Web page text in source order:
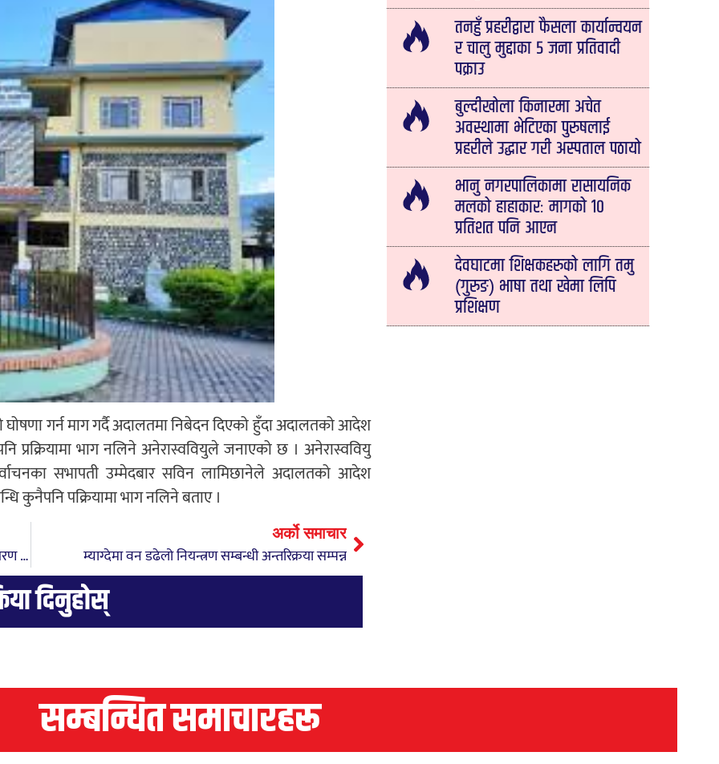
गर्न माग गर्दै अदालतमा निबेदन दिएको हुँदा अदालतको आदेश
भाग नलिने अनेरास्ववियुले जनाएको छ । अनेरास्ववियु
सभापती उम्मेदबार सविन लामिछानेले अदालतको आदेश
कुनैपनि पक्रियामा भाग नलिने बताए ।
चितवनमा भूमिहीन सुकुम्बासीलाई जग्गाधनी प्रमाण पुर्जा वितरण सुरु
अर्को समाचार
म्याग्देमा वन डढेलो नियन्त्रण सम्बन्धी अन्तरिक्रया सम्पन्न
दिनुहोस्
तनहुँ प्रहरीद्वारा फैसला कार्यान्वयन
र चालु मुद्दाका ५ जना प्रतिवादी
पक्राउ
बुल्दीखोला किनारमा अचेत
अवस्थामा भेटिएका पुरुषलाई
प्रहरीले उद्धार गरी अस्पताल पठायो
भानु नगरपालिकामा रासायनिक
मलको हाहाकारः मागको १०
प्रतिशत पनि आएन
देवघाटमा शिक्षकहरुको लागि तमु
(गुरुङ) भाषा तथा खेमा लिपि
प्रशिक्षण
सम्बन्धित समाचारहरू